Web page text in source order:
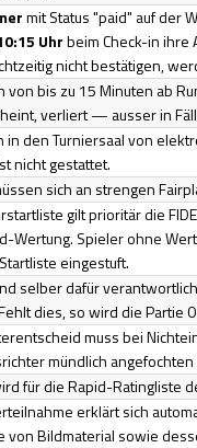
mit Status "paid" auf der
Uhrbeim Check-in
nicht bestätigen,
von bis zu 15 Minuten ab
verliert — ausser in
in den Turniersaal von
nicht gestattet.
sich an strengen
gilt prioritär die
Wertung. Spieler ohne
eingestuft.
selber dafür
dies, so wird die Partie
muss bei
mündlich
für die Rapid-Ratingliste
erklärt sich
von Bildmaterial sowie